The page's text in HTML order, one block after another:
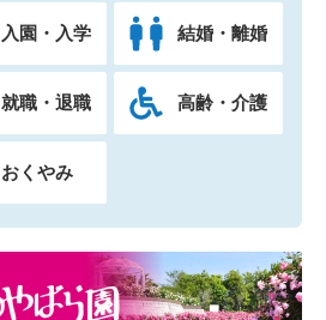
入園・入学 結婚・離婚
就職・退職 高齢・介護
おくやみ